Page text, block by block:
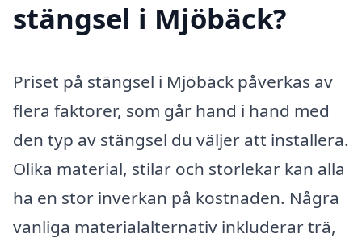
stängsel i Mjöbäck?
Priset på stängsel i Mjöbäck påverkas av
flera faktorer, som går hand i hand med
den typ av stängsel du väljer att installera.
Olika material, stilar och storlekar kan alla
ha en stor inverkan på kostnaden. Några
vanliga materialalternativ inkluderar trä,